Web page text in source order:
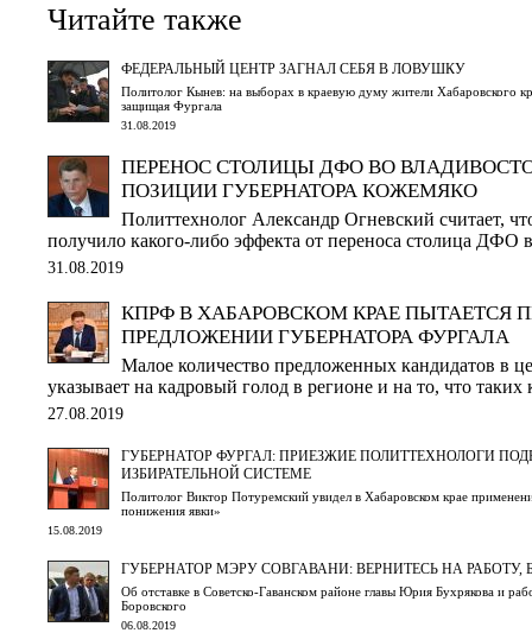
Читайте также
ФЕДЕРАЛЬНЫЙ ЦЕНТР ЗАГНАЛ СЕБЯ В ЛОВУШКУ
Политолог Кынев: на выборах в краевую думу жители Хабаровского
защищая Фургала
31.08.2019
ПЕРЕНОС СТОЛИЦЫ ДФО ВО
ПОЗИЦИИ ГУБЕРНАТОРА КОЖЕМЯКО
Политтехнолог Александр Огневский считает,
получило какого-либо эффекта от переноса столица ДФО
31.08.2019
КПРФ В ХАБАРОВСКОМ КРАЕ ПЫТАЕТСЯ
ПРЕДЛОЖЕНИИ ГУБЕРНАТОРА ФУРГАЛА
Малое количество предложенных кандидатов в
указывает на кадровый голод в регионе и на то, что таких
27.08.2019
ГУБЕРНАТОР ФУРГАЛ: ПРИЕЗЖИЕ ПОЛИТТЕХНОЛОГИ
ИЗБИРАТЕЛЬНОЙ СИСТЕМЕ
Политолог Виктор Потуремский увидел в Хабаровском крае
понижения явки»
15.08.2019
ГУБЕРНАТОР МЭРУ СОВГАВАНИ: ВЕРНИТЕСЬ НА РАБОТУ,
Об отставке в Советско-Гаванском районе главы Юрия Бухрякова и
Боровского
06.08.2019